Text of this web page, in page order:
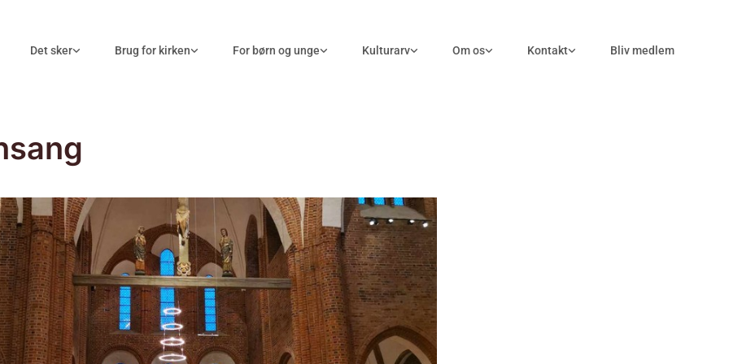
Det sker Brug for kirken For børn og unge Kulturarv Om os Kontakt Bliv medlem